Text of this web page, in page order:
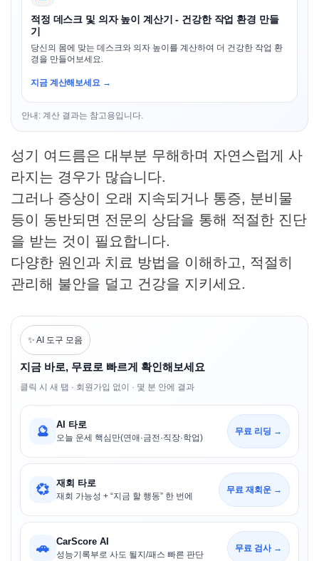
적정 데스크 및 의자 높이 계산기 - 건강한 작업 환경 만들
기
당신의 몸에 맞는 데스크와 의자 높이를 계산하여 더 건강한 작업 환
경을 만들어보세요.
지금 계산해보세요 →
안내: 계산 결과는 참고용입니다.
성기 여드름은 대부분 무해하며 자연스럽게 사
라지는 경우가 많습니다.
그러나 증상이 오래 지속되거나 통증, 분비물
등이 동반되면 전문의 상담을 통해 적절한 진단
을 받는 것이 필요합니다.
다양한 원인과 치료 방법을 이해하고, 적절히
관리해 불안을 덜고 건강을 지키세요.
✨ AI 도구 모음
지금 바로, 무료로 빠르게 확인해보세요
클릭 시 새 탭 · 회원가입 없이 · 몇 분 안에 결과
🔮 AI 타로
오늘 운세 핵심만(연애·금전·직장·학업)
무료 리딩 →
💞 재회 타로
재회 가능성 + “지금 할 행동” 한 번에
무료 재회운 →
🚗 CarScore AI
성능기록부로 사도 될지/패스 빠른 판단
무료 검사 →